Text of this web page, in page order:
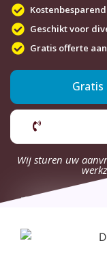
Kostenbesparend
Geschikt voor
Gratis offerte
Wij sturen uw